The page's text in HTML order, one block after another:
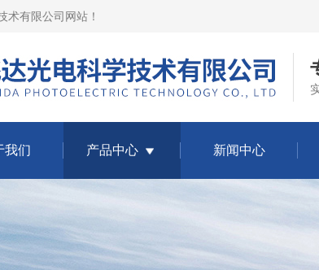
术有限公司网站 ！
我们 产品中心 新闻中心